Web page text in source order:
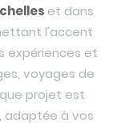
et dans
l'accent
expériences et
voyages de
projet est
adaptée à vos